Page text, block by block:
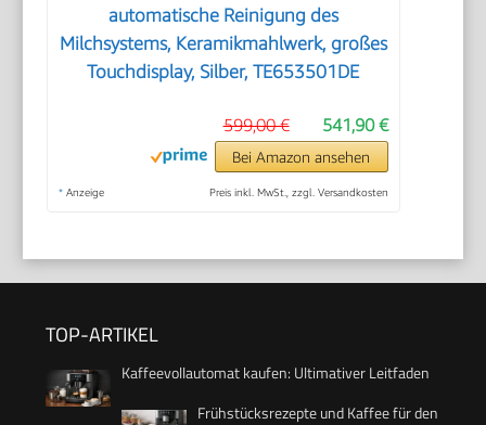
automatische Reinigung des
Milchsystems, Keramikmahlwerk, großes
Touchdisplay, Silber, TE653501DE
541,90 €
599,00 €
Bei Amazon ansehen
* Anzeige Preis inkl. MwSt., zzgl. Versandkosten
TOP-ARTIKEL
Kaffeevollautomat kaufen: Ultimativer Leitfaden
Frühstücksrezepte und Kaffee für den